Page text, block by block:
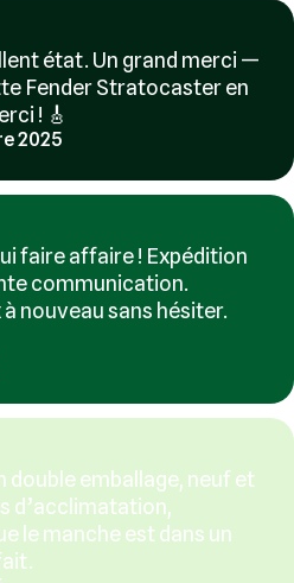
état. Un grand merci —
Fender Stratocaster en
! 🎸
2025
faire affaire ! Expédition
communication.
nouveau sans hésiter.
double emballage, neuf et
d’acclimatation,
le manche est dans un